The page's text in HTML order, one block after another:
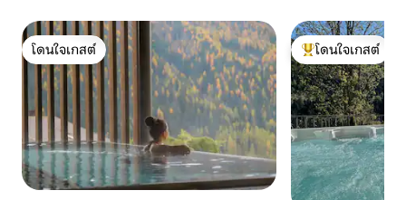
โดนใจเกสต์
โดนใจเกสต์
โดนใจเกสต์ที่สุด
โดนใจเกสต์